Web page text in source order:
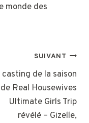
monde des
SUIVANT
casting de la saison
Real Housewives
Ultimate Girls Trip
révélé – Gizelle,